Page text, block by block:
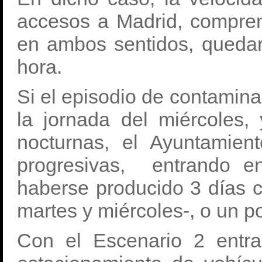
accesos a Madrid,
en ambos sentidos,
hora.
Si el episodio de
la jornada del
nocturnas, el
progresivas, entrando
haberse producido 3 días
martes y miércoles-, o un
Con el Escenario 2